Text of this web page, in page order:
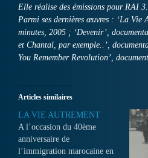
Elle réalise des émissions pour RAI 3.
Parmi ses dernières œuvres : ‘La Vie
minutes, 2005 ; ‘Devenir’,
et Chantal, par exemple..’,
You Remember Revolution’,
Articles similaires
LA VIE AUTREMENT
A l’occasion du 40ème
anniversaire de
l’immigration marocaine en